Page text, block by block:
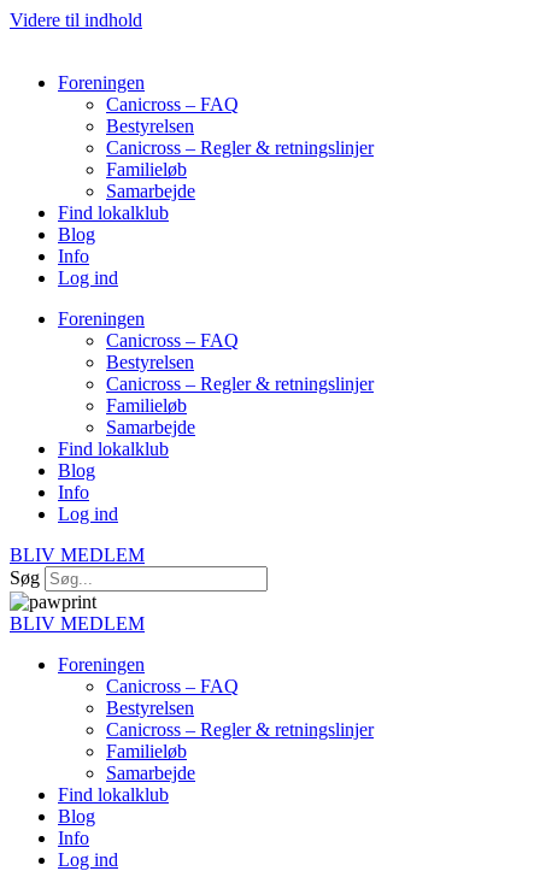
Videre til indhold
Foreningen
Canicross – FAQ
Bestyrelsen
Canicross – Regler & retningslinjer
Familieløb
Samarbejde
Find lokalklub
Blog
Info
Log ind
Foreningen
Canicross – FAQ
Bestyrelsen
Canicross – Regler & retningslinjer
Familieløb
Samarbejde
Find lokalklub
Blog
Info
Log ind
BLIV MEDLEM
Søg
BLIV MEDLEM
Foreningen
Canicross – FAQ
Bestyrelsen
Canicross – Regler & retningslinjer
Familieløb
Samarbejde
Find lokalklub
Blog
Info
Log ind